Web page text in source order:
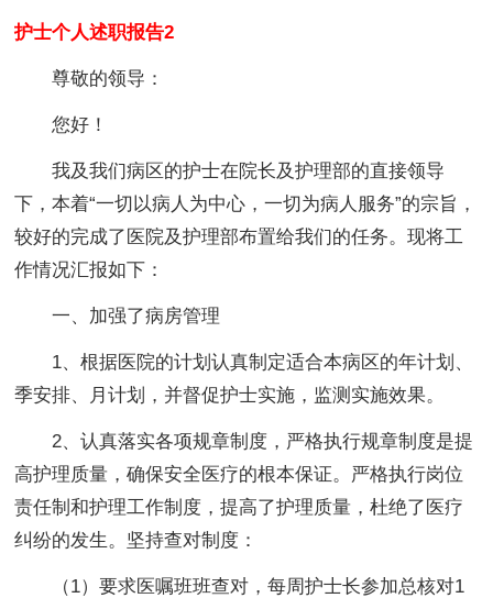
护士个人述职报告2
尊敬的领导：
您好！
我及我们病区的护士在院长及护理部的直接领导
下，本着“一切以病人为中心，一切为病人服务”的宗旨，
较好的完成了医院及护理部布置给我们的任务。现将工
作情况汇报如下：
一、加强了病房管理
1、根据医院的计划认真制定适合本病区的年计划、
季安排、月计划，并督促护士实施，监测实施效果。
2、认真落实各项规章制度，严格执行规章制度是提
高护理质量，确保安全医疗的根本保证。严格执行岗位
责任制和护理工作制度，提高了护理质量，杜绝了医疗
纠纷的发生。坚持查对制度：
（1）要求医嘱班班查对，每周护士长参加总核对1